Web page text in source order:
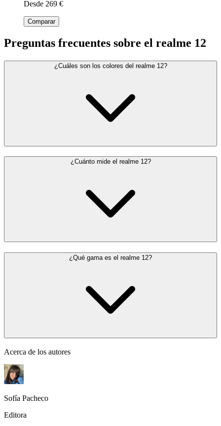
Desde 269 €
Comparar
Preguntas frecuentes sobre el realme 12
¿Cuáles son los colores del realme 12?
¿Cuánto mide el realme 12?
¿Qué gama es el realme 12?
Acerca de los autores
Sofía Pacheco
Editora